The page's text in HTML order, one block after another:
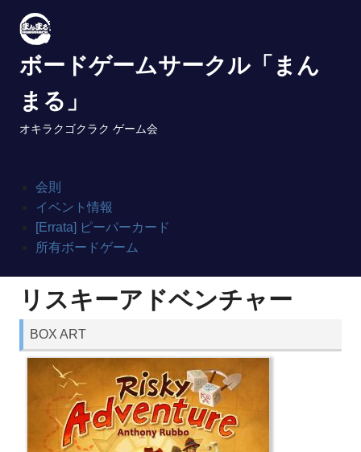
content
ボードゲームサークル「まん
まる」
オキラクゴクラク ゲーム会
会則
イベント情報
[Errata] ピーパーカード
所有ボードゲーム
リスキーアドベンチャー
BOX ART